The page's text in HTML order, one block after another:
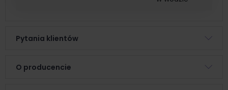
Pytania klientów
O producencie